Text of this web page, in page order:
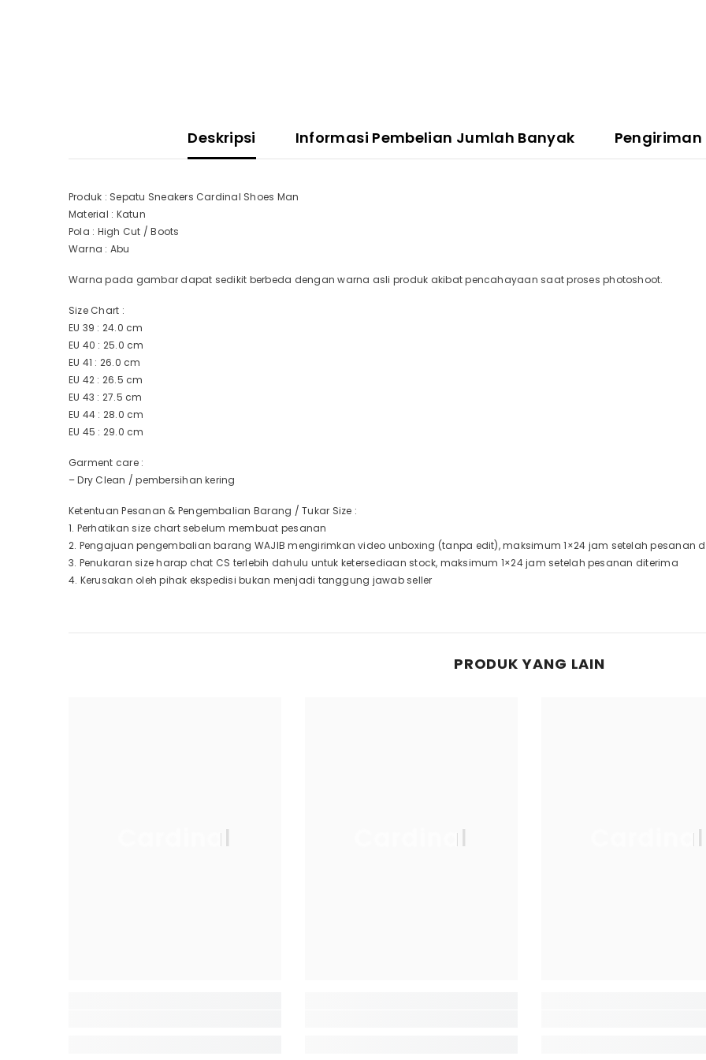
Deskripsi Informasi Pembelian Jumlah Banyak
Produk : Sepatu Sneakers Cardinal Shoes Man
Material : Katun
Pola : High Cut / Boots
Warna : Abu
Warna pada gambar dapat sedikit berbeda dengan warna asli produk akibat pencahayaan saat proses photoshoot.
Size Chart :
EU 39 : 24.0 cm
EU 40 : 25.0 cm
EU 41 : 26.0 cm
EU 42 : 26.5 cm
EU 43 : 27.5 cm
EU 44 : 28.0 cm
EU 45 : 29.0 cm
Garment care :
– Dry Clean / pembersihan kering
Ketentuan Pesanan & Pengembalian Barang / Tukar Size :
1. Perhatikan size chart sebelum membuat pesanan
2. Pengajuan pengembalian barang WAJIB mengirimkan video unboxing (tanpa edit), maksimum 1×24 jam setelah pesanan
3. Penukaran size harap chat CS terlebih dahulu untuk ketersediaan stock, maksimum 1×24 jam setelah pesanan diterima
4. Kerusakan oleh pihak ekspedisi bukan menjadi tanggung jawab seller
PRODUK YANG LAIN
Cardinal Cardinal Cardinal